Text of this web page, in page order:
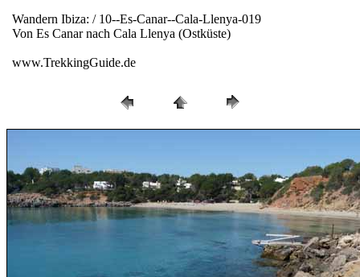
Wandern Ibiza: / 10--Es-Canar--Cala-Llenya-019
Von Es Canar nach Cala Llenya (Ostküste)
www.TrekkingGuide.de